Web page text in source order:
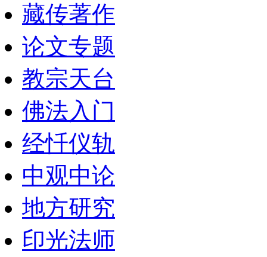
藏传著作
论文专题
教宗天台
佛法入门
经忏仪轨
中观中论
地方研究
印光法师